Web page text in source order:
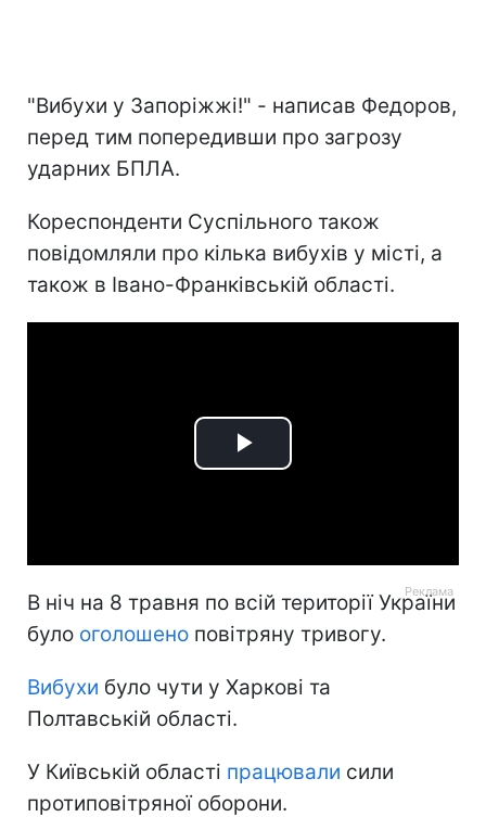
"Вибухи у Запоріжжі!" - написав Федоров,
перед тим попередивши про загрозу
ударних БПЛА.
Кореспонденти Суспільного також
повідомляли про кілька вибухів у місті, а
також в Івано-Франківській області.
Play
В ніч на 8 травня по всій території України
було оголошено повітряну тривогу.
Вибухи було чути у Харкові та
Полтавській області.
У Київській області працювали сили
протиповітряної оборони.